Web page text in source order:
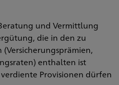
und Vermittlung
die in den zu
enthalten ist
Provisionen dürfen